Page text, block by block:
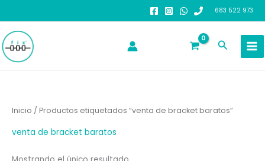
al
contenido
683 522 973
Buscar
Inicio / Productos etiquetados “venta de bracket baratos”
venta de bracket baratos